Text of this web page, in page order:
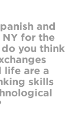
and
NY for the
do you think
life are a
skills